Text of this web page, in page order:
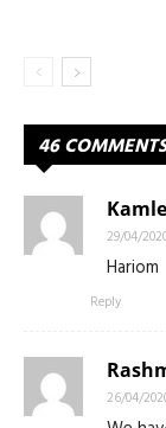
46 COMMENTS
29/04/
Hariom
Reply
26/04/